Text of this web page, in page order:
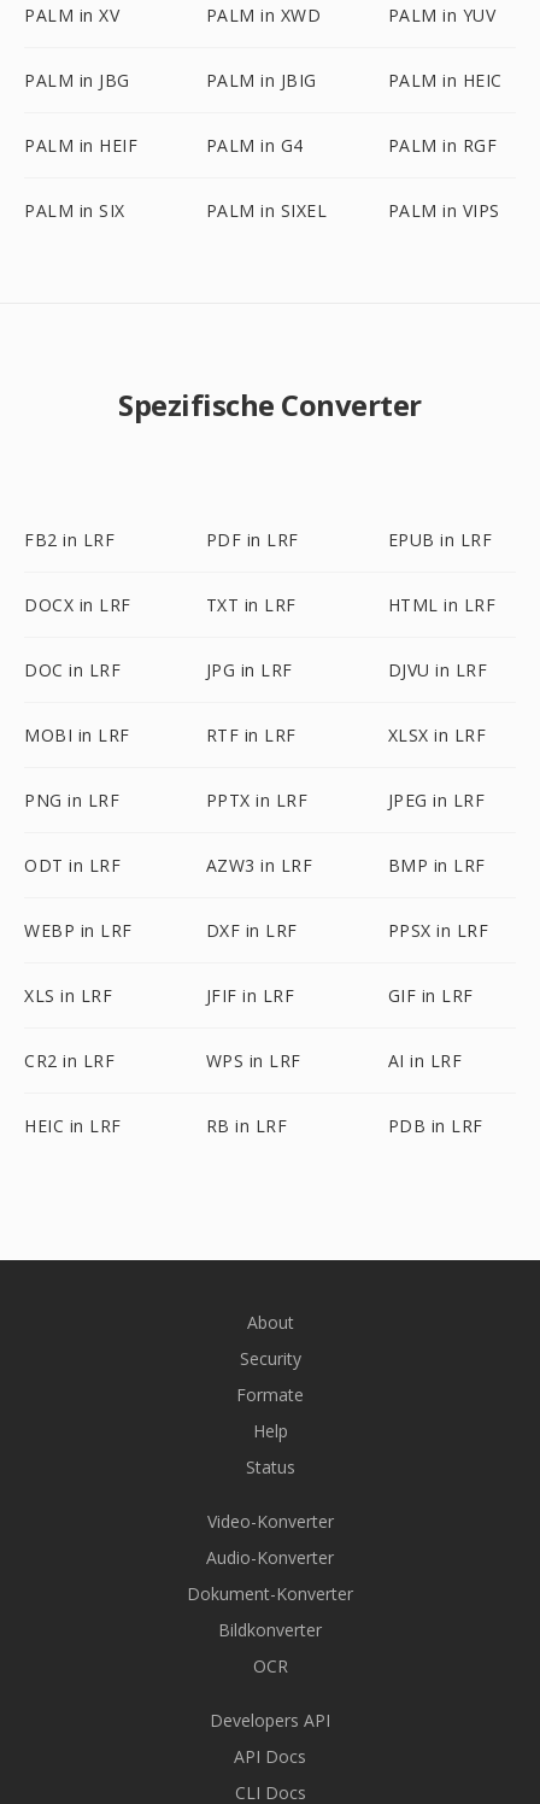
PALM in XV PALM in XWD PALM in YUV
PALM in JBG PALM in JBIG PALM in HEIC
PALM in HEIF PALM in G4 PALM in RGF
PALM in SIX PALM in SIXEL PALM in VIPS
Spezifische Converter
FB2 in LRF PDF in LRF EPUB in LRF
DOCX in LRF TXT in LRF HTML in LRF
DOC in LRF JPG in LRF DJVU in LRF
MOBI in LRF RTF in LRF XLSX in LRF
PNG in LRF PPTX in LRF JPEG in LRF
ODT in LRF AZW3 in LRF BMP in LRF
WEBP in LRF DXF in LRF PPSX in LRF
XLS in LRF JFIF in LRF GIF in LRF
CR2 in LRF WPS in LRF AI in LRF
HEIC in LRF RB in LRF PDB in LRF
About
Security
Formate
Help
Status
Video-Konverter
Audio-Konverter
Dokument-Konverter
Bildkonverter
OCR
Developers API
API Docs
CLI Docs